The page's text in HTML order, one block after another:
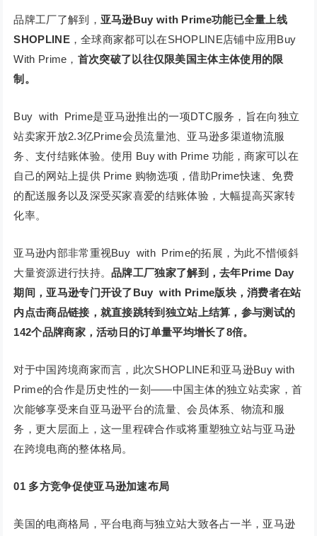
品牌工厂了解到， 亚马逊Buy with Prime功能已全量上线
SHOPLINE，全球商家都可以在SHOPLINE店铺中应用Buy
With Prime， 首次突破了以往仅限美国主体主体使用的限
制 。
Buy with Prime是亚马逊推出的一项DTC服务，旨在向独立
站卖家开放2.3亿Prime会员流量池、亚马逊多渠道物流服
务、支付结账体验。使用 Buy with Prime 功能，商家可以在
自己的网站上提供 Prime 购物选项，借助Prime快速、免费
的配送服务以及深受买家喜爱的结账体验，大幅提高买家转
化率。
亚马逊内部非常重视Buy with Prime的拓展，为此不惜倾斜
大量资源进行扶持。品牌工厂独家了解到，去年Prime Day
期间，亚马逊专门开设了Buy with Prime版块，消费者在站
内点击商品链接，就直接跳转到独立站上结算，参与测试的
142个品牌商家，活动日的订单量平均增长了8倍。
对于中国跨境商家而言，此次SHOPLINE和亚马逊Buy with
Prime的合作是历史性的一刻——中国主体的独立站卖家，首
次能够享受来自亚马逊平台的流量、会员体系、物流和服
务，更大层面上，这一里程碑合作或将重塑独立站与亚马逊
在跨境电商的整体格局。
01 多方竞争促使亚马逊加速布局
美国的电商格局，平台电商与独立站大致各占一半，亚马逊